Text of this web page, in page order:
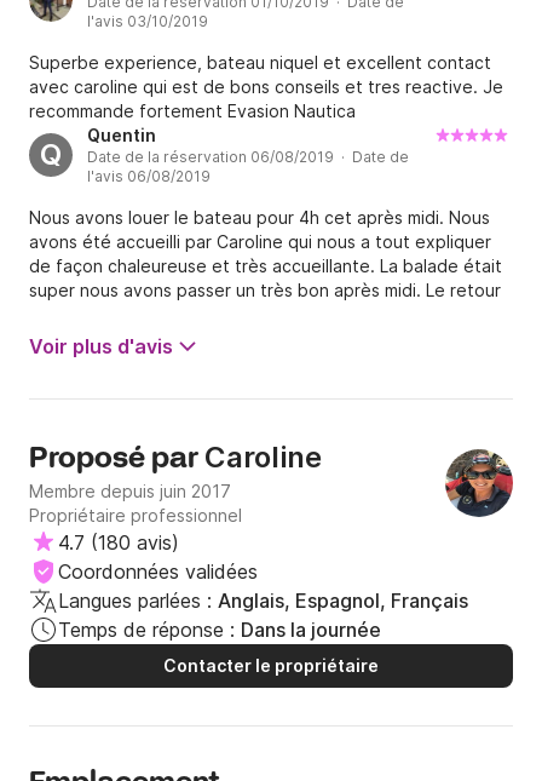
l'avis 03/10/2019
Superbe experience, bateau niquel et excellent contact
avec caroline qui est de bons conseils et tres reactive. Je
recommande fortement Evasion Nautica
Q
Quentin
Date de la réservation 06/08/2019 · Date de
l'avis 06/08/2019
Nous avons louer le bateau pour 4h cet après midi. Nous
avons été accueilli par Caroline qui nous a tout expliquer
de façon chaleureuse et très accueillante. La balade était
super nous avons passer un très bon après midi. Le retour
Nous recommandons fortement!
Voir plus d'avis
Proposé par Caroline
Membre depuis juin 2017
Propriétaire professionnel
4.7 (180 avis)
Coordonnées validées
Langues parlées : Anglais, Espagnol, Français
Temps de réponse : Dans la journée
Contacter le propriétaire